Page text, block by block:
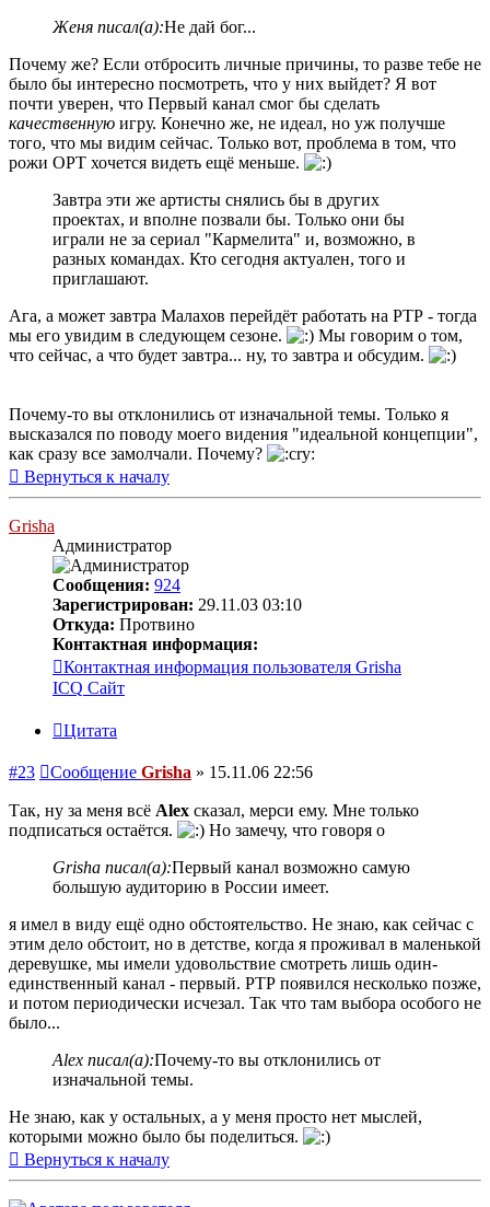
Женя писал(а):Не дай бог...
Почему же? Если отбросить личные причины, то разве тебе не
было бы интересно посмотреть, что у них выйдет? Я вот
почти уверен, что Первый канал смог бы сделать
качественную игру. Конечно же, не идеал, но уж получше
того, что мы видим сейчас. Только вот, проблема в том, что
рожи ОРТ хочется видеть ещё меньше.
Завтра эти же артисты снялись бы в других
проектах, и вполне позвали бы. Только они бы
играли не за сериал "Кармелита" и, возможно, в
разных командах. Кто сегодня актуален, того и
приглашают.
Ага, а может завтра Малахов перейдёт работать на РТР - тогда
мы его увидим в следующем сезоне.
Мы говорим о том,
что сейчас, а что будет завтра... ну, то завтра и обсудим.
Почему-то вы отклонились от изначальной темы. Только я
высказался по поводу моего видения "идеальной концепции",
как сразу все замолчали. Почему?
Вернуться к началу
Grisha
Администратор
Сообщения: 924
Зарегистрирован: 29.11.03 03:10
Откуда: Протвино
Контактная информация:
Контактная информация пользователя Grisha
ICQ Сайт
Цитата
#23 Сообщение Grisha » 15.11.06 22:56
Так, ну за меня всё Alex сказал, мерси ему. Мне только
подписаться остаётся.
Но замечу, что говоря о
Grisha писал(а):Первый канал возможно самую
большую аудиторию в России имеет.
я имел в виду ещё одно обстоятельство. Не знаю, как сейчас с
этим дело обстоит, но в детстве, когда я проживал в маленькой
деревушке, мы имели удовольствие смотреть лишь один-
единственный канал - первый. РТР появился несколько позже,
и потом периодически исчезал. Так что там выбора особого не
было...
Alex писал(а):Почему-то вы отклонились от
изначальной темы.
Не знаю, как у остальных, а у меня просто нет мыслей,
которыми можно было бы поделиться.
Вернуться к началу